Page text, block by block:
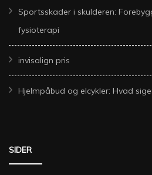
Sportsskader i skulderen:
fysioterapi
invisalign pris
Hjelmpåbud og elcykler: Hvad
SIDER